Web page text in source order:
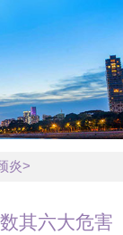
炎>
其六大危害